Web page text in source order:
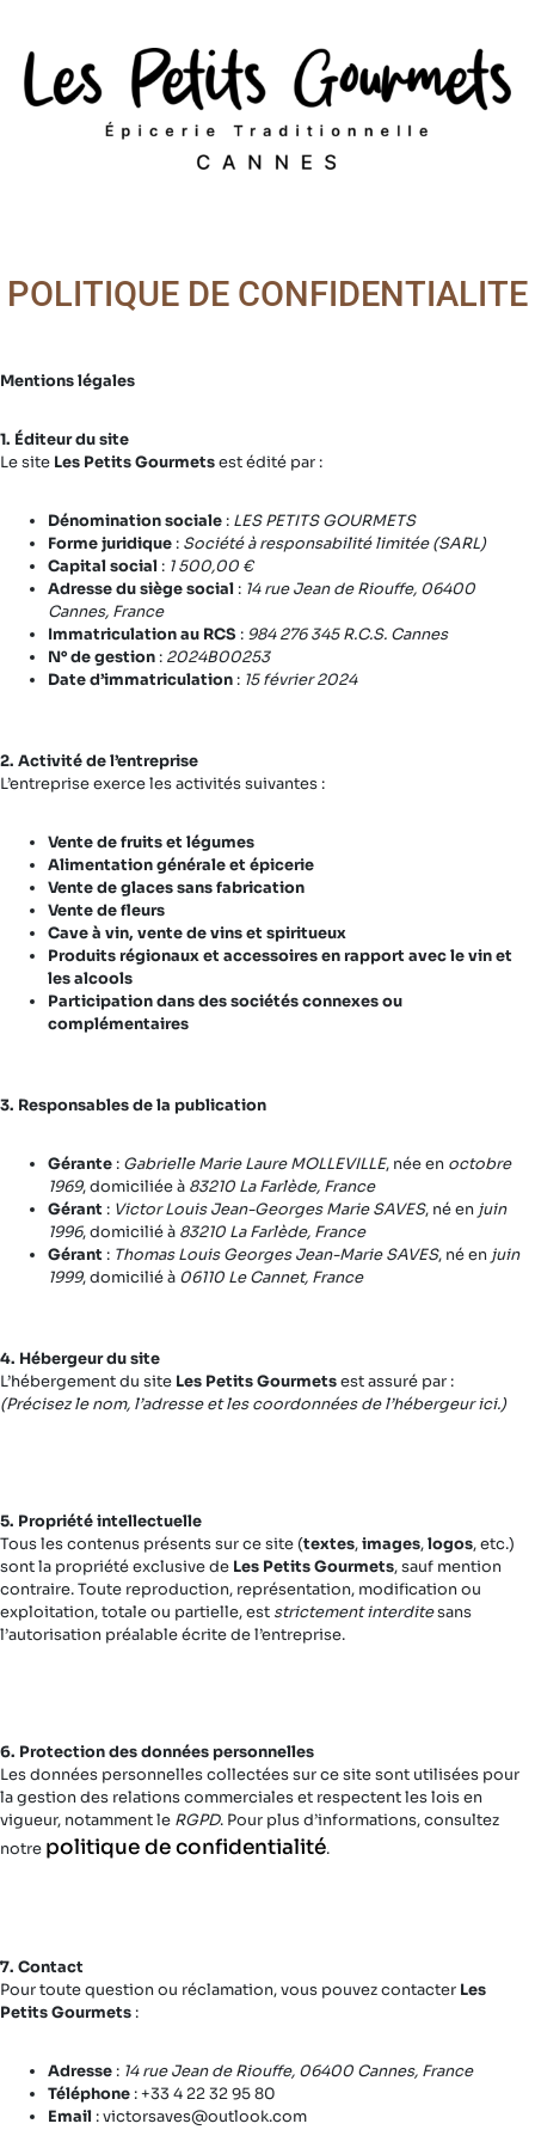
POLITIQUE DE CONFIDENTIALITE
Mentions légales
1. Éditeur du site
Le site Les Petits Gourmetsest édité par :
Dénomination sociale : LES PETITS GOURMETS
Forme juridique : Société à responsabilité limitée (SARL)
Capital social : 1 500,00 €
Adresse du siège social : 14 rue Jean de Riouffe, 06400
Cannes, France
Immatriculation au RCS : 984 276 345 R.C.S. Cannes
N° de gestion : 2024B00253
Date d’immatriculation : 15 février 2024
2. Activité de l’entreprise
L’entreprise exerce les activités suivantes :
Vente de fruits et légumes
Alimentation générale et épicerie
Vente de glaces sans fabrication
Vente de fleurs
Cave à vin, vente de vins et spiritueux
Produits régionaux et accessoires en rapport avec le vin et
les alcools
Participation dans des sociétés connexes ou
complémentaires
3. Responsables de la publication
Gérante : Gabrielle Marie Laure MOLLEVILLE, née en octobre
1969, domiciliée à 83210 La Farlède, France
Gérant : Victor Louis Jean-Georges Marie SAVES, né en juin
1996, domicilié à 83210 La Farlède, France
Gérant : Thomas Louis Georges Jean-Marie SAVES, né en juin
1999, domicilié à 06110 Le Cannet, France
4. Hébergeur du site
L’hébergement du site Les Petits Gourmetsest assuré par :
(Précisez le nom, l’adresse et les coordonnées de l’hébergeur ici.)
5. Propriété intellectuelle
Tous les contenus présents sur ce site (textes,images,logos, etc.)
sont la propriété exclusive de Les Petits Gourmets, sauf mention
contraire. Toute reproduction, représentation, modification ou
exploitation, totale ou partielle, est strictement interditesans
l’autorisation préalable écrite de l’entreprise.
6. Protection des données personnelles
Les données personnelles collectées sur ce site sont utilisées pour
la gestion des relations commerciales et respectent les lois en
vigueur, notamment le RGPD. Pour plus d’informations, consultez
notre politique de confidentialité.
7. Contact
Pour toute question ou réclamation, vous pouvez contacter Les
Petits Gourmets :
Adresse : 14 rue Jean de Riouffe, 06400 Cannes, France
Téléphone : +33 4 22 32 95 80
Email : victorsaves@outlook.com